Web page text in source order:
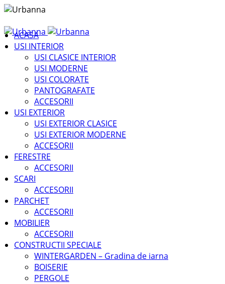
ACASA
USI INTERIOR
USI CLASICE INTERIOR
USI MODERNE
USI COLORATE
PANTOGRAFATE
ACCESORII
USI EXTERIOR
USI EXTERIOR CLASICE
USI EXTERIOR MODERNE
ACCESORII
FERESTRE
ACCESORII
SCARI
ACCESORII
PARCHET
ACCESORII
MOBILIER
ACCESORII
CONSTRUCTII SPECIALE
WINTERGARDEN – Gradina de iarna
BOISERIE
PERGOLE